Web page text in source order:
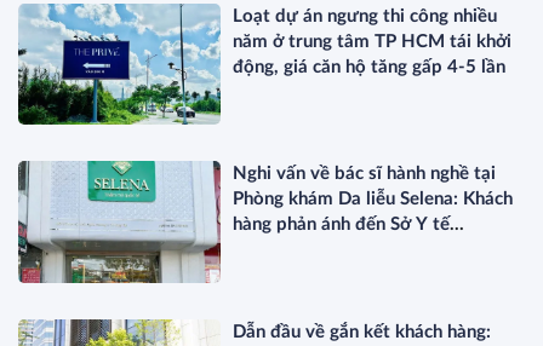
Loạt dự án ngưng thi công nhiều
năm ở trung tâm TP HCM tái khởi
động, giá căn hộ tăng gấp 4-5 lần
Nghi vấn về bác sĩ hành nghề tại
Phòng khám Da liễu Selena: Khách
hàng phản ánh đến Sở Y tế
Dẫn đầu về gắn kết khách hàng: